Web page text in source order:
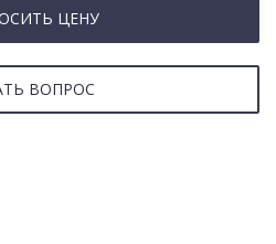
ЦЕНУ
ВОПРОС